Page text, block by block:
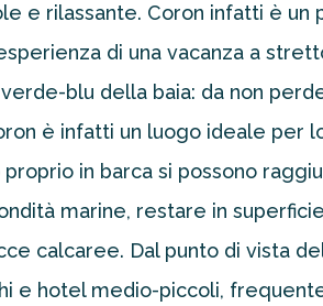
e rilassante. Coron infatti è un
di una vacanza a
blu della baia: da non
è infatti un luogo ideale
in barca si possono
marine, restare in
calcaree. Dal punto di vista
e hotel medio-piccoli,